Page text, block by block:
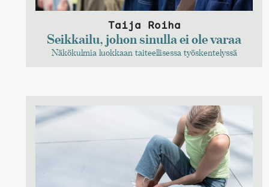
Taija Roiha
Seikkailu, johon sinulla ei ole varaa
Näkökulmia luokkaan taiteellisessa työskentelyssä